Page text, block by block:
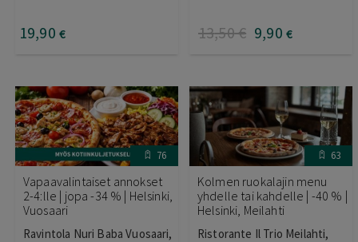
19,90 € 13,50€ 9,90 €
76
Vapaavalintaiset annokset
2-4:lle | jopa -34 % | Helsinki,
Vuosaari
Ravintola Nuri Baba Vuosaari,
63
Kolmen ruokalajin menu
yhdelle tai kahdelle | -40 % |
Helsinki, Meilahti
Ristorante Il Trio Meilahti,